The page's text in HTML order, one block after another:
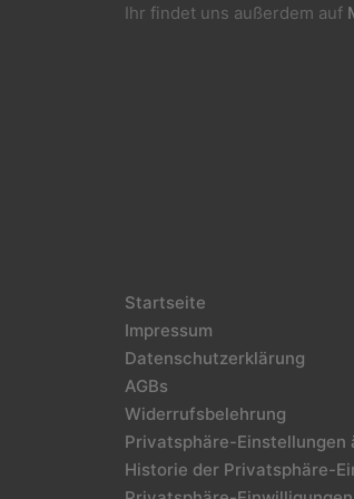
Ihr findet uns außerdem auf
Startseite
Impressum
Datenschutzerklärung
AGBs
Widerrufsbelehrung
Privatsphäre-Einstellungen
Historie der Privatsphäre-